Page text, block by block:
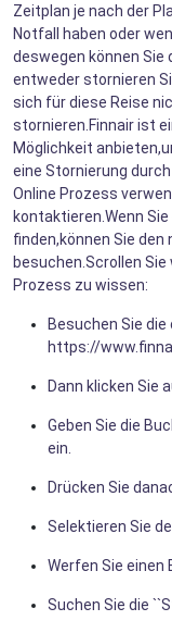
Zeitplan je nach der
Notfall haben oder
deswegen können Sie
entweder stornieren
sich für diese Reise
stornieren.Finnair ist
Möglichkeit
eine Stornierung
Online Prozess
kontaktieren.Wenn
finden,können Sie den
besuchen.Scrollen
Prozess zu wissen:
Besuchen Sie
https://
Dann klicken Sie
Geben Sie die
ein.
Drücken Sie
Selektieren Sie
Werfen Sie einen
Suchen Sie die